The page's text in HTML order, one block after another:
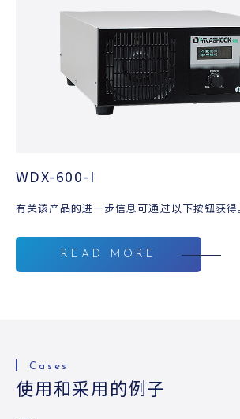
WDX-600-I
有关该产品的进一步信息可通过以下按钮获得
READ MORE
使用和采用的例子